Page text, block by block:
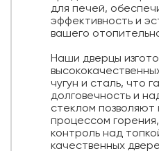
для печей,
эффективность и
вашего
Наши дверцы
чугун и сталь, что
долговечность и
стеклом позволяют
процессом
контроль над
качественных